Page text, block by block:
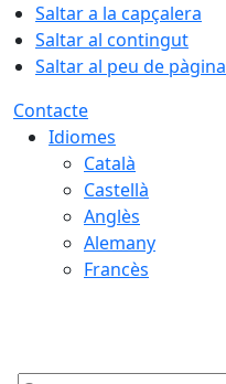
Saltar a la capçalera
Saltar al contingut
Saltar al peu de pàgina
Contacte
Idiomes
Català
Castellà
Anglès
Alemany
Francès